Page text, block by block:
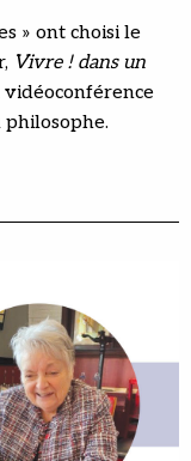
» ont choisi le
Vivre ! dans un